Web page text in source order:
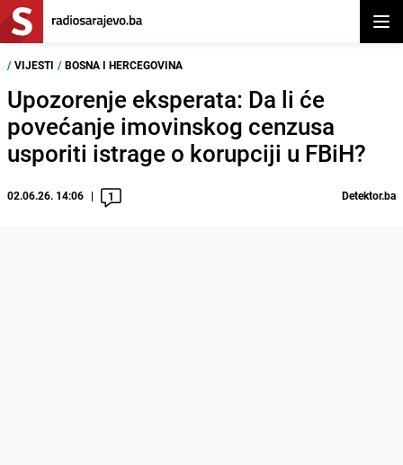
/ VIJESTI / BOSNA I HERCEGOVINA
Upozorenje eksperata: Da li će
povećanje imovinskog cenzusa
usporiti istrage o korupciji u FBiH?
02.06.26. 14:06 1 Detektor.ba